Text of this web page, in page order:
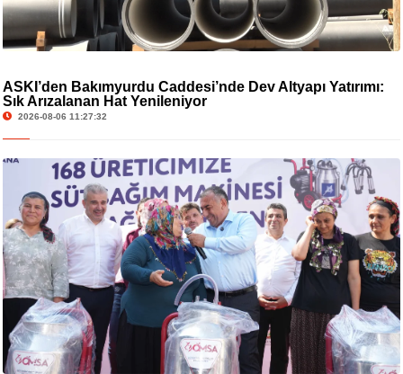
ASKİ’den Bakımyurdu Caddesi’nde Dev Altyapı Yatırımı:
Sık Arızalanan Hat Yenileniyor
2026-08-06 11:27:32